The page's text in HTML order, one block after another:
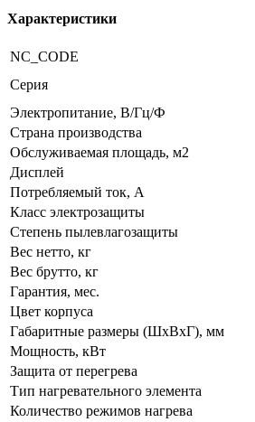
Характеристики
NC_CODE
Серия
Электропитание, В/Гц/Ф
Страна производства
Обслуживаемая площадь, м2
Дисплей
Потребляемый ток, А
Класс электрозащиты
Степень пылевлагозащиты
Вес нетто, кг
Вес брутто, кг
Гарантия, мес.
Цвет корпуса
Габаритные размеры (ШxВxГ), мм
Мощность, кВт
Защита от перегрева
Тип нагревательного элемента
Количество режимов нагрева